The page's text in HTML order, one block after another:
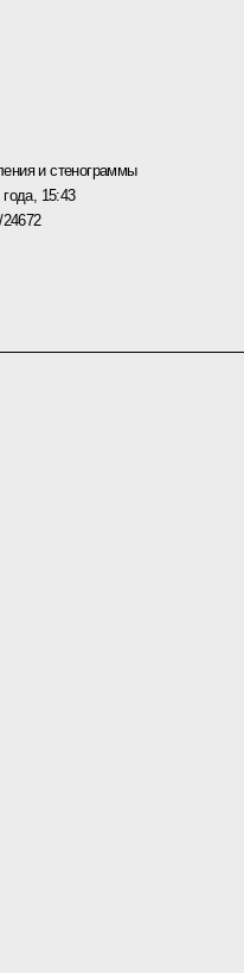
и стенограммы
15:43